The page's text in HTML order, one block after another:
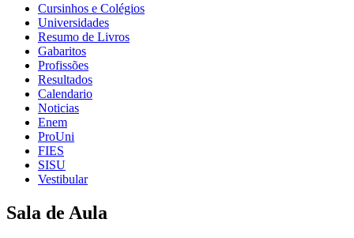
Cursinhos e Colégios
Universidades
Resumo de Livros
Gabaritos
Profissões
Resultados
Calendario
Noticias
Enem
ProUni
FIES
SISU
Vestibular
Sala de Aula